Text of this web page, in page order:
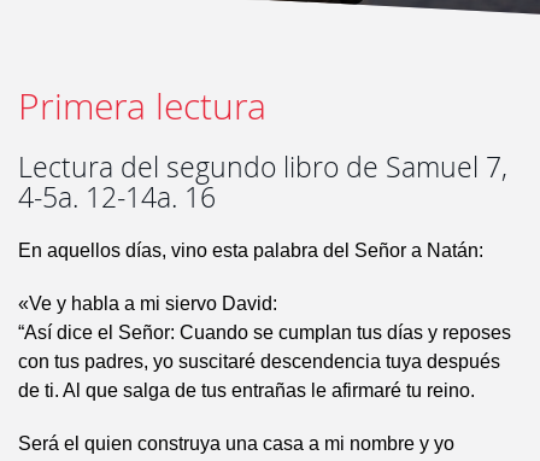
Primera lectura
Lectura del segundo libro de Samuel 7,
4-5a. 12-14a. 16
En aquellos días, vino esta palabra del Señor a Natán:
«Ve y habla a mi siervo David:
“Así dice el Señor: Cuando se cumplan tus días y reposes
con tus padres, yo suscitaré descendencia tuya después
de ti. Al que salga de tus entrañas le afirmaré tu reino.
Será el quien construya una casa a mi nombre y yo